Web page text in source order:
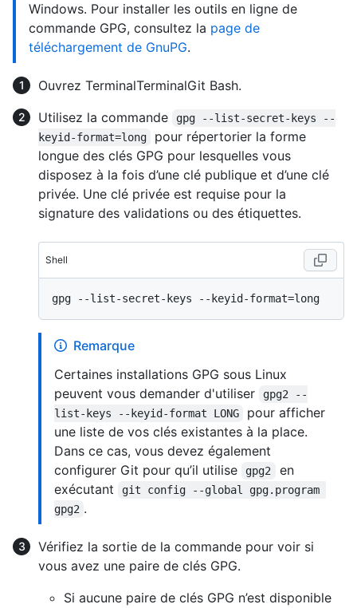
Windows. Pour installer les outils en ligne de
commande GPG, consultez la page de
téléchargement de GnuPG.
Ouvrez TerminalTerminalGit Bash.
Utilisez la commande
gpg --list-secret-keys --
keyid-format=long
pour répertorier la forme
longue des clés GPG pour lesquelles vous
disposez à la fois d’une clé publique et d’une clé
privée. Une clé privée est requise pour la
signature des validations ou des étiquettes.
Shell
Remarque
Certaines installations GPG sous Linux
peuvent vous demander d'utiliser
gpg2 --
list-keys --keyid-format LONG
pour afficher
une liste de vos clés existantes à la place.
Dans ce cas, vous devez également
configurer Git pour qu’il utilise
gpg2
en
exécutant
git config --global gpg.program
gpg2 .
Vérifiez la sortie de la commande pour voir si
vous avez une paire de clés GPG.
Si aucune paire de clés GPG n’est disponible